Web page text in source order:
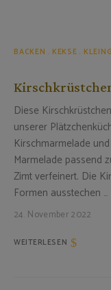
BACKEN KEKSE
Diese
unserer
Kirschmarmelade
Marmelade passend
Zimt verfeinert. Die
Formen ausstechen …
24. November 2022
WEITERLESEN